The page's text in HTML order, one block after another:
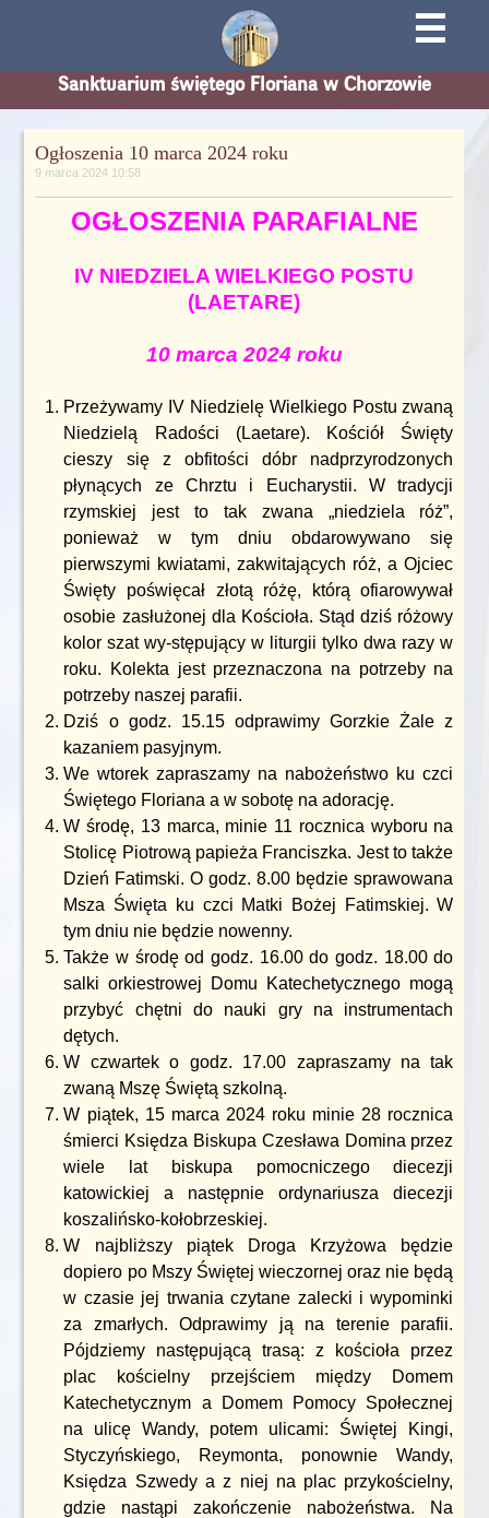
☰
Sanktuarium świętego Floriana w Chorzowie
Ogłoszenia 10 marca 2024 roku
9 marca 2024 10:58
OGŁOSZENIA PARAFIALNE
IV NIEDZIELA WIELKIEGO POSTU
(LAETARE)
10 marca 2024 roku
Przeżywamy IV Niedzielę Wielkiego Postu zwaną
Niedzielą Radości (Laetare). Kościół Święty
cieszy się z obfitości dóbr nadprzyrodzonych
płynących ze Chrztu i Eucharystii. W tradycji
rzymskiej jest to tak zwana „niedziela róż”,
ponieważ w tym dniu obdarowywano się
pierwszymi kwiatami, zakwitających róż, a Ojciec
Święty poświęcał złotą różę, którą ofiarowywał
osobie zasłużonej dla Kościoła. Stąd dziś różowy
kolor szat wy-stępujący w liturgii tylko dwa razy w
roku. Kolekta jest przeznaczona na potrzeby na
potrzeby naszej parafii.
Dziś o godz. 15.15 odprawimy Gorzkie Żale z
kazaniem pasyjnym.
We wtorek zapraszamy na nabożeństwo ku czci
Świętego Floriana a w sobotę na adorację.
W środę, 13 marca, minie 11 rocznica wyboru na
Stolicę Piotrową papieża Franciszka. Jest to także
Dzień Fatimski. O godz. 8.00 będzie sprawowana
Msza Święta ku czci Matki Bożej Fatimskiej. W
tym dniu nie będzie nowenny.
Także w środę od godz. 16.00 do godz. 18.00 do
salki orkiestrowej Domu Katechetycznego mogą
przybyć chętni do nauki gry na instrumentach
dętych.
W czwartek o godz. 17.00 zapraszamy na tak
zwaną Mszę Świętą szkolną.
W piątek, 15 marca 2024 roku minie 28 rocznica
śmierci Księdza Biskupa Czesława Domina przez
wiele lat biskupa pomocniczego diecezji
katowickiej a następnie ordynariusza diecezji
koszalińsko-kołobrzeskiej.
W najbliższy piątek Droga Krzyżowa będzie
dopiero po Mszy Świętej wieczornej oraz nie będą
w czasie jej trwania czytane zalecki i wypominki
za zmarłych. Odprawimy ją na terenie parafii.
Pójdziemy następującą trasą: z kościoła przez
plac kościelny przejściem między Domem
Katechetycznym a Domem Pomocy Społecznej
na ulicę Wandy, potem ulicami: Świętej Kingi,
Styczyńskiego, Reymonta, ponownie Wandy,
Księdza Szwedy a z niej na plac przykościelny,
gdzie nastąpi zakończenie nabożeństwa. Na